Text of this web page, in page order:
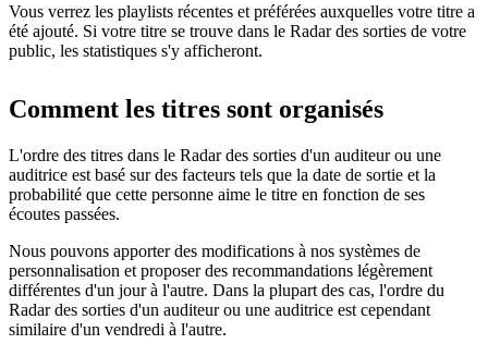
Vous verrez les playlists récentes et préférées auxquelles votre titre a
été ajouté. Si votre titre se trouve dans le Radar des sorties de votre
public, les statistiques s'y afficheront.
Comment les titres sont organisés
L'ordre des titres dans le Radar des sorties d'un auditeur ou une
auditrice est basé sur des facteurs tels que la date de sortie et la
probabilité que cette personne aime le titre en fonction de ses
écoutes passées.
Nous pouvons apporter des modifications à nos systèmes de
personnalisation et proposer des recommandations légèrement
différentes d'un jour à l'autre. Dans la plupart des cas, l'ordre du
Radar des sorties d'un auditeur ou une auditrice est cependant
similaire d'un vendredi à l'autre.